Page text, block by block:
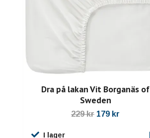
Dra på lakan Vit Borganäs of
Sweden
229 kr 179 kr
I lager